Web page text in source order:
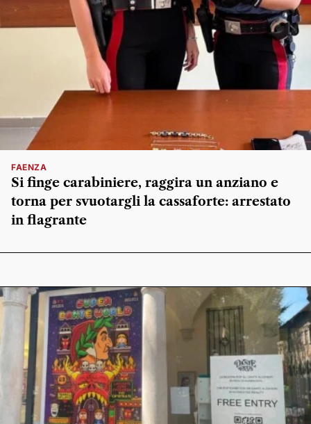
FAENZA
Si finge carabiniere, raggira un anziano e
torna per svuotargli la cassaforte: arrestato
in flagrante